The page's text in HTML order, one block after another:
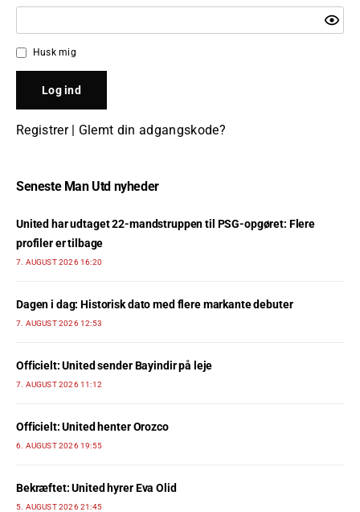
Husk mig
Registrer| Glemt din adgangskode?
Seneste Man Utd nyheder
United har udtaget 22-mandstruppen til PSG-opgøret: Flere
profiler er tilbage
7. AUGUST 2026 16:20
Dagen i dag: Historisk dato med flere markante debuter
7. AUGUST 2026 12:53
Officielt: United sender Bayindir på leje
7. AUGUST 2026 11:12
Officielt: United henter Orozco
6. AUGUST 2026 19:55
Bekræftet: United hyrer Eva Olid
5. AUGUST 2026 21:45